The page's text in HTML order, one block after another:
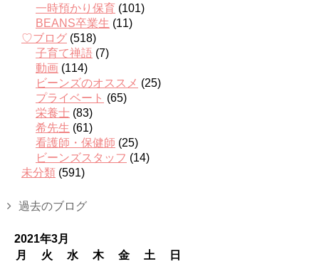
一時預かり保育 (101)
BEANS卒業生 (11)
♡ブログ (518)
子育て禅語 (7)
動画 (114)
ビーンズのオススメ (25)
プライベート (65)
栄養士 (83)
希先生 (61)
看護師・保健師 (25)
ビーンズスタッフ (14)
未分類 (591)
過去のブログ
2021年3月
月
火 水 木 金 土
日